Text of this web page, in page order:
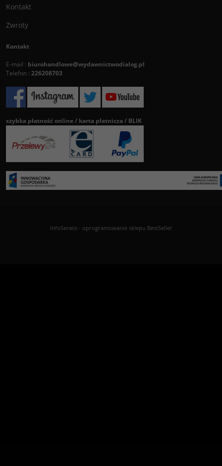
Kontakt
Zwroty
Kontakt
E-mail : biurohandlowe@wydawnictwodialog.pl
Telefon : 226208703
szybka płatność online / karta płatnicza / BLIK
InfoSerwis- oprogramowanie sklepu BestSeller